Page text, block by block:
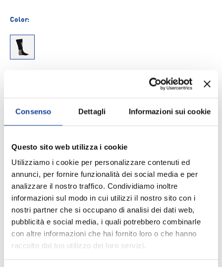
Consenso Dettagli Informazioni sui cookie
Questo sito web utilizza i cookie
Utilizziamo i cookie per personalizzare contenuti ed
annunci, per fornire funzionalità dei social media e per
analizzare il nostro traffico. Condividiamo inoltre
informazioni sul modo in cui utilizzi il nostro sito con i
nostri partner che si occupano di analisi dei dati web,
pubblicità e social media, i quali potrebbero combinarle
con altre informazioni che hai fornito loro o che hanno
raccolto dal tuo utilizzo dei loro servizi.
Color:
NERO
Aggiungi ai Preferiti
Spedizione e consegna